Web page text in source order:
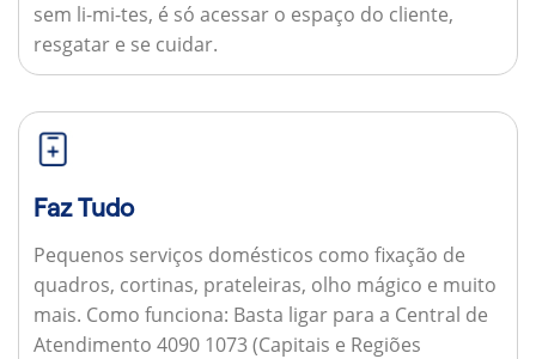
sem li-mi-tes, é só acessar o espaço do cliente,
resgatar e se cuidar.
Faz Tudo
Pequenos serviços domésticos como fixação de
quadros, cortinas, prateleiras, olho mágico e muito
mais. Como funciona: Basta ligar para a Central de
Atendimento 4090 1073 (Capitais e Regiões